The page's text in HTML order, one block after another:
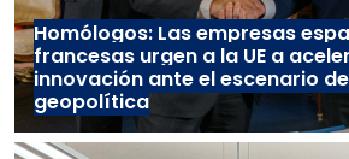
Homólogos: Las empresas
francesas urgen a la UE a
innovación ante el escenario
geopolítica